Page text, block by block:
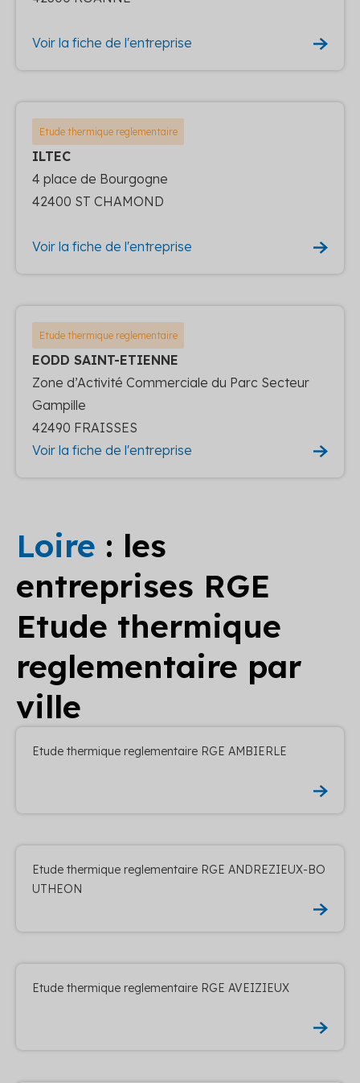
Voir la fiche de l'entreprise
Etude thermique reglementaire
ILTEC
4 place de Bourgogne
42400 ST CHAMOND
Voir la fiche de l'entreprise
Etude thermique reglementaire
EODD SAINT-ETIENNE
Zone d’Activité Commerciale du Parc Secteur
Gampille
42490 FRAISSES
Voir la fiche de l'entreprise
Loire : les
entreprises RGE
Etude thermique
reglementaire par
ville
Etude thermique reglementaire RGE AMBIERLE
Etude thermique reglementaire RGE ANDREZIEUX-BO
UTHEON
Etude thermique reglementaire RGE AVEIZIEUX